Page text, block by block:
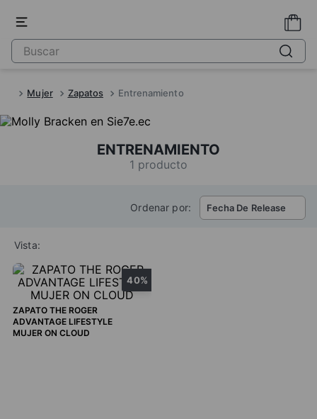
Mujer Zapatos Entrenamiento
ENTRENAMIENTO
1 producto
Ordenar por: Fecha De Release
Vista:
40%
ZAPATO THE ROGER
ADVANTAGE LIFESTYLE
MUJER ON CLOUD